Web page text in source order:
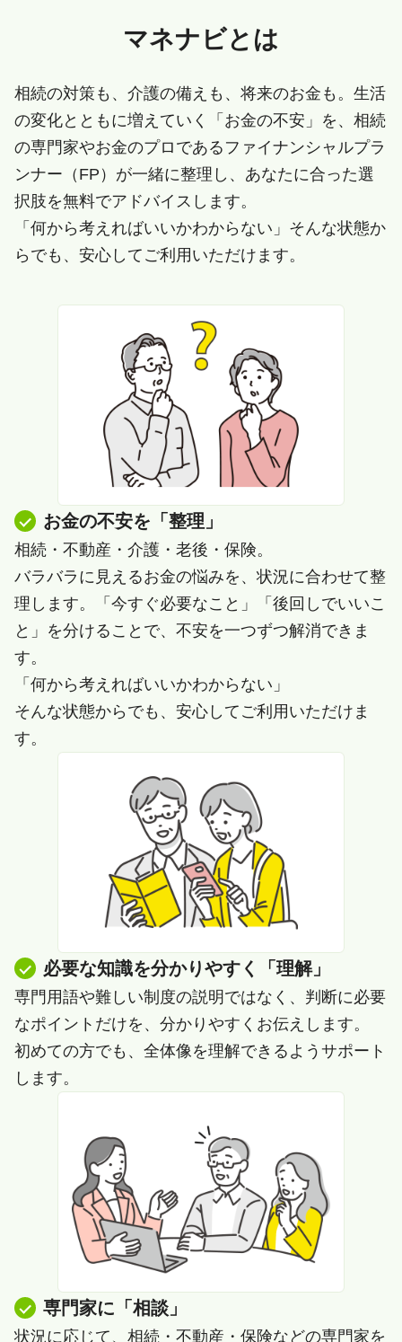
マネナビとは
相続の対策も、介護の備えも、将来のお金も。生活
の変化とともに増えていく「お金の不安」を、相続
の専門家やお金のプロであるファイナンシャルプラ
ンナー（FP）が一緒に整理し、あなたに合った選
択肢を無料でアドバイスします。
「何から考えればいいかわからない」そんな状態か
らでも、安心してご利用いただけます。
お金の不安を「整理」
相続・不動産・介護・老後・保険。
バラバラに見えるお金の悩みを、状況に合わせて整
理します。「今すぐ必要なこと」「後回しでいいこ
と」を分けることで、不安を一つずつ解消できま
す。
「何から考えればいいかわからない」
そんな状態からでも、安心してご利用いただけま
す。
必要な知識を分かりやすく「理解」
専門用語や難しい制度の説明ではなく、判断に必要
なポイントだけを、分かりやすくお伝えします。
初めての方でも、全体像を理解できるようサポート
します。
専門家に「相談」
状況に応じて、相続・不動産・保険などの専門家を